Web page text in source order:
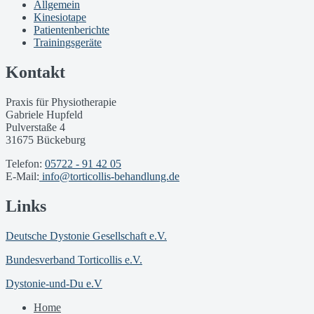
Allgemein
Kinesiotape
Patientenberichte
Trainingsgeräte
Kontakt
Praxis für Physiotherapie
Gabriele Hupfeld
Pulverstaße 4
31675 Bückeburg
Telefon: 05722 - 91 42 05
E-Mail: info@torticollis-behandlung.de
Links
Deutsche Dystonie Gesellschaft e.V.
Bundesverband Torticollis e.V.
Dystonie-und-Du e.V
Home